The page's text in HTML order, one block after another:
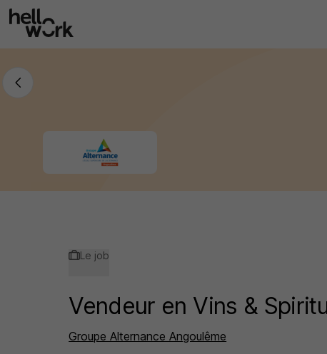
Le job
Vendeur en Vins &
Groupe Alternance Angoulême